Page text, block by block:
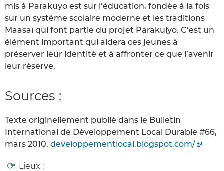
mis à Parakuyo est sur l’éducation, fondée à la fois
sur un système scolaire moderne et les traditions
Maasaï qui font partie du projet Parakuiyo. C’est un
élément important qui aidera ces jeunes à
préserver leur identité et à affronter ce que l’avenir
leur réserve.
Sources :
Texte originellement publié dans le Bulletin
International de Développement Local Durable #66,
mars 2010. developpementlocal.blogspot.com/
Lieux :